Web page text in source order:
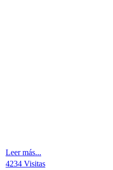
Leer más...
4234 Visitas